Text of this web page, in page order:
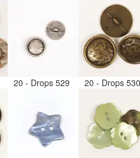
20 - Drops 529 20 - Drops